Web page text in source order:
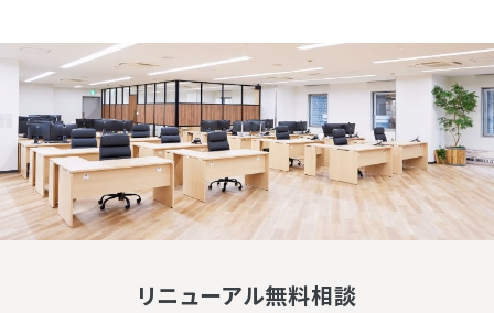
リニューアル無料相談